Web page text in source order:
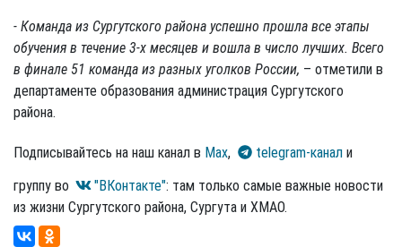
- Команда из Сургутского района успешно прошла все этапы
обучения в течение 3-х месяцев и вошла в число лучших. Всего
в финале 51 команда из разных уголков России, – отметили в
департаменте образования администрация Сургутского
района.
Подписывайтесь на наш канал в Max, telegram-канал и
группу во
"ВКонтакте": там только самые важные новости
из жизни Сургутского района, Сургута и ХМАО.